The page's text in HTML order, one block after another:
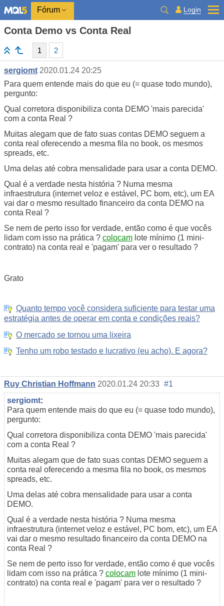
Fórum Login
Conta Demo vs Conta Real
1 2
sergiomt 2020.01.24 20:25
Para quem entende mais do que eu (= quase todo mundo),
pergunto:
Qual corretora disponibiliza conta DEMO 'mais parecida'
com a conta Real ?
Muitas alegam que de fato suas contas DEMO seguem a
conta real oferecendo a mesma fila no book, os mesmos
spreads, etc.
Uma delas até cobra mensalidade para usar a conta DEMO.
Qual é a verdade nesta história ? Numa mesma
infraestrutura (internet veloz e estável, PC bom, etc), um EA
vai dar o mesmo resultado financeiro da conta DEMO na
conta Real ?
Se nem de perto isso for verdade, então como é que vocês
lidam com isso na prática ? colocam lote mínimo (1 mini-
contrato) na conta real e 'pagam' para ver o resultado ?
Grato
Quanto tempo você considera suficiente para testar uma
estratégia antes de operar em conta e condições reais?
O mercado se tornou uma lixeira
Tenho um robo testado e lucrativo (eu acho). E agora?
Ruy Christian Hoffmann 2020.01.24 20:33 #1
sergiomt:
Para quem entende mais do que eu (= quase todo mundo),
pergunto:
Qual corretora disponibiliza conta DEMO 'mais parecida'
com a conta Real ?
Muitas alegam que de fato suas contas DEMO seguem a
conta real oferecendo a mesma fila no book, os mesmos
spreads, etc.
Uma delas até cobra mensalidade para usar a conta
DEMO.
Qual é a verdade nesta história ? Numa mesma
infraestrutura (internet veloz e estável, PC bom, etc), um EA
vai dar o mesmo resultado financeiro da conta DEMO na
conta Real ?
Se nem de perto isso for verdade, então como é que vocês
lidam com isso na prática ? colocam lote mínimo (1 mini-
contrato) na conta real e 'pagam' para ver o resultado ?